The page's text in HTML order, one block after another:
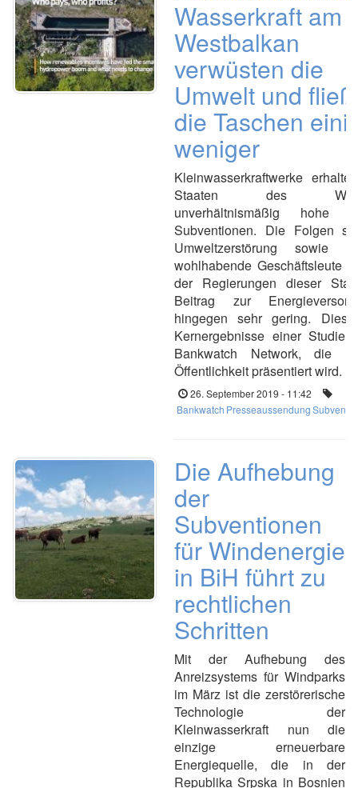
Wasserkraft am
Westbalkan
verwüsten die
Umwelt und
die Taschen
weniger
Kleinwasserkraftwerke
Staaten des
unverhältnismäßig hohe
Subventionen. Die Folgen
Umweltzerstörung sowie
wohlhabende Geschäftsleute
der Regierungen dieser
Beitrag zur
hingegen sehr gering. Dies
Kernergebnisse einer Studie
Bankwatch Network, die
Öffentlichkeit präsentiert wird.
26. September 2019 - 11:42
Bankwatch Presseaussendung
Die Aufhebung
der
Subventionen
für Windenergie
in BiH führt zu
rechtlichen
Schritten
Mit der Aufhebung des
Anreizsystems für Windparks
im März ist die zerstörerische
Technologie der
Kleinwasserkraft nun die
einzige erneuerbare
Energiequelle, die in der
Republika Srpska in Bosnien